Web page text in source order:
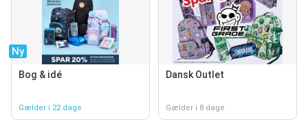
Ny
Bog & idé
Gælder i 22 dage
Dansk Outlet
Gælder i 8 dage